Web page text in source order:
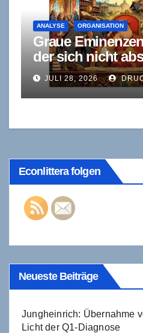
ANALYSE ORGANISATION
Graue
der sich nicht
JULI 28, 2026
Econlittera folgen
Neueste Beiträge
Jungheinrich: Übernahme
Licht der Q1-Diagnose